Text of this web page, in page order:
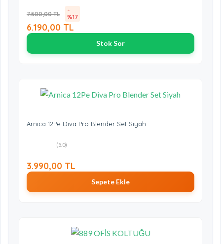
7.500,00 TL
-
%17
6.190,00 TL
Stok Sor
Arnica 12Pe Diva Pro Blender Set Siyah
(5.0)
3.990,00 TL
Sepete Ekle